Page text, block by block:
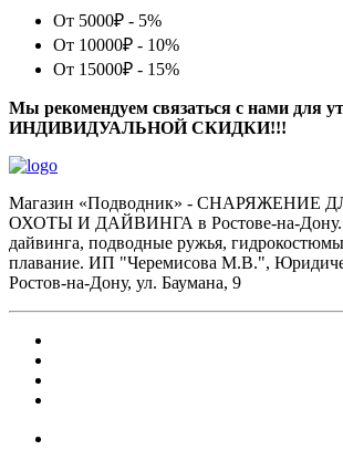
От 5000₽ - 5%
От 10000₽ - 10%
От 15000₽ - 15%
Мы рекомендуем связаться с нами для
ИНДИВИДУАЛЬНОЙ СКИДКИ!!!
Магазин «Подводник» -
ОХОТЫ И ДАЙВИНГА в Ростове-на-Дону.
дайвинга, подводные ружья,
плавание. ИП "Черемисова М.В.",
Ростов-на-Дону, ул. Баумана, 9